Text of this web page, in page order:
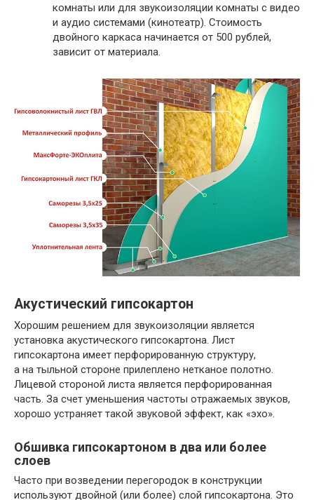
комнаты или для звукоизоляции комнаты с видео
и аудио системами (кинотеатр). Стоимость
двойного каркаса начинается от 500 рублей,
зависит от материала.
Акустический гипсокартон
Хорошим решением для звукоизоляции является
установка акустического гипсокартона. Лист
гипсокартона имеет перфорированную структуру,
а на тыльной стороне прилеплено нетканое полотно.
Лицевой стороной листа является перфорированная
часть. За счет уменьшения частоты отражаемых звуков,
хорошо устраняет такой звуковой эффект, как «эхо».
Обшивка гипсокартоном в два или более
слоев
Часто при возведении перегородок в конструкции
используют двойной (или более) слой гипсокартона. Это